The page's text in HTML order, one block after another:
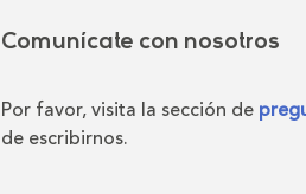
Comunícate con nosotros
Por favor, visita la sección de
de escribirnos.